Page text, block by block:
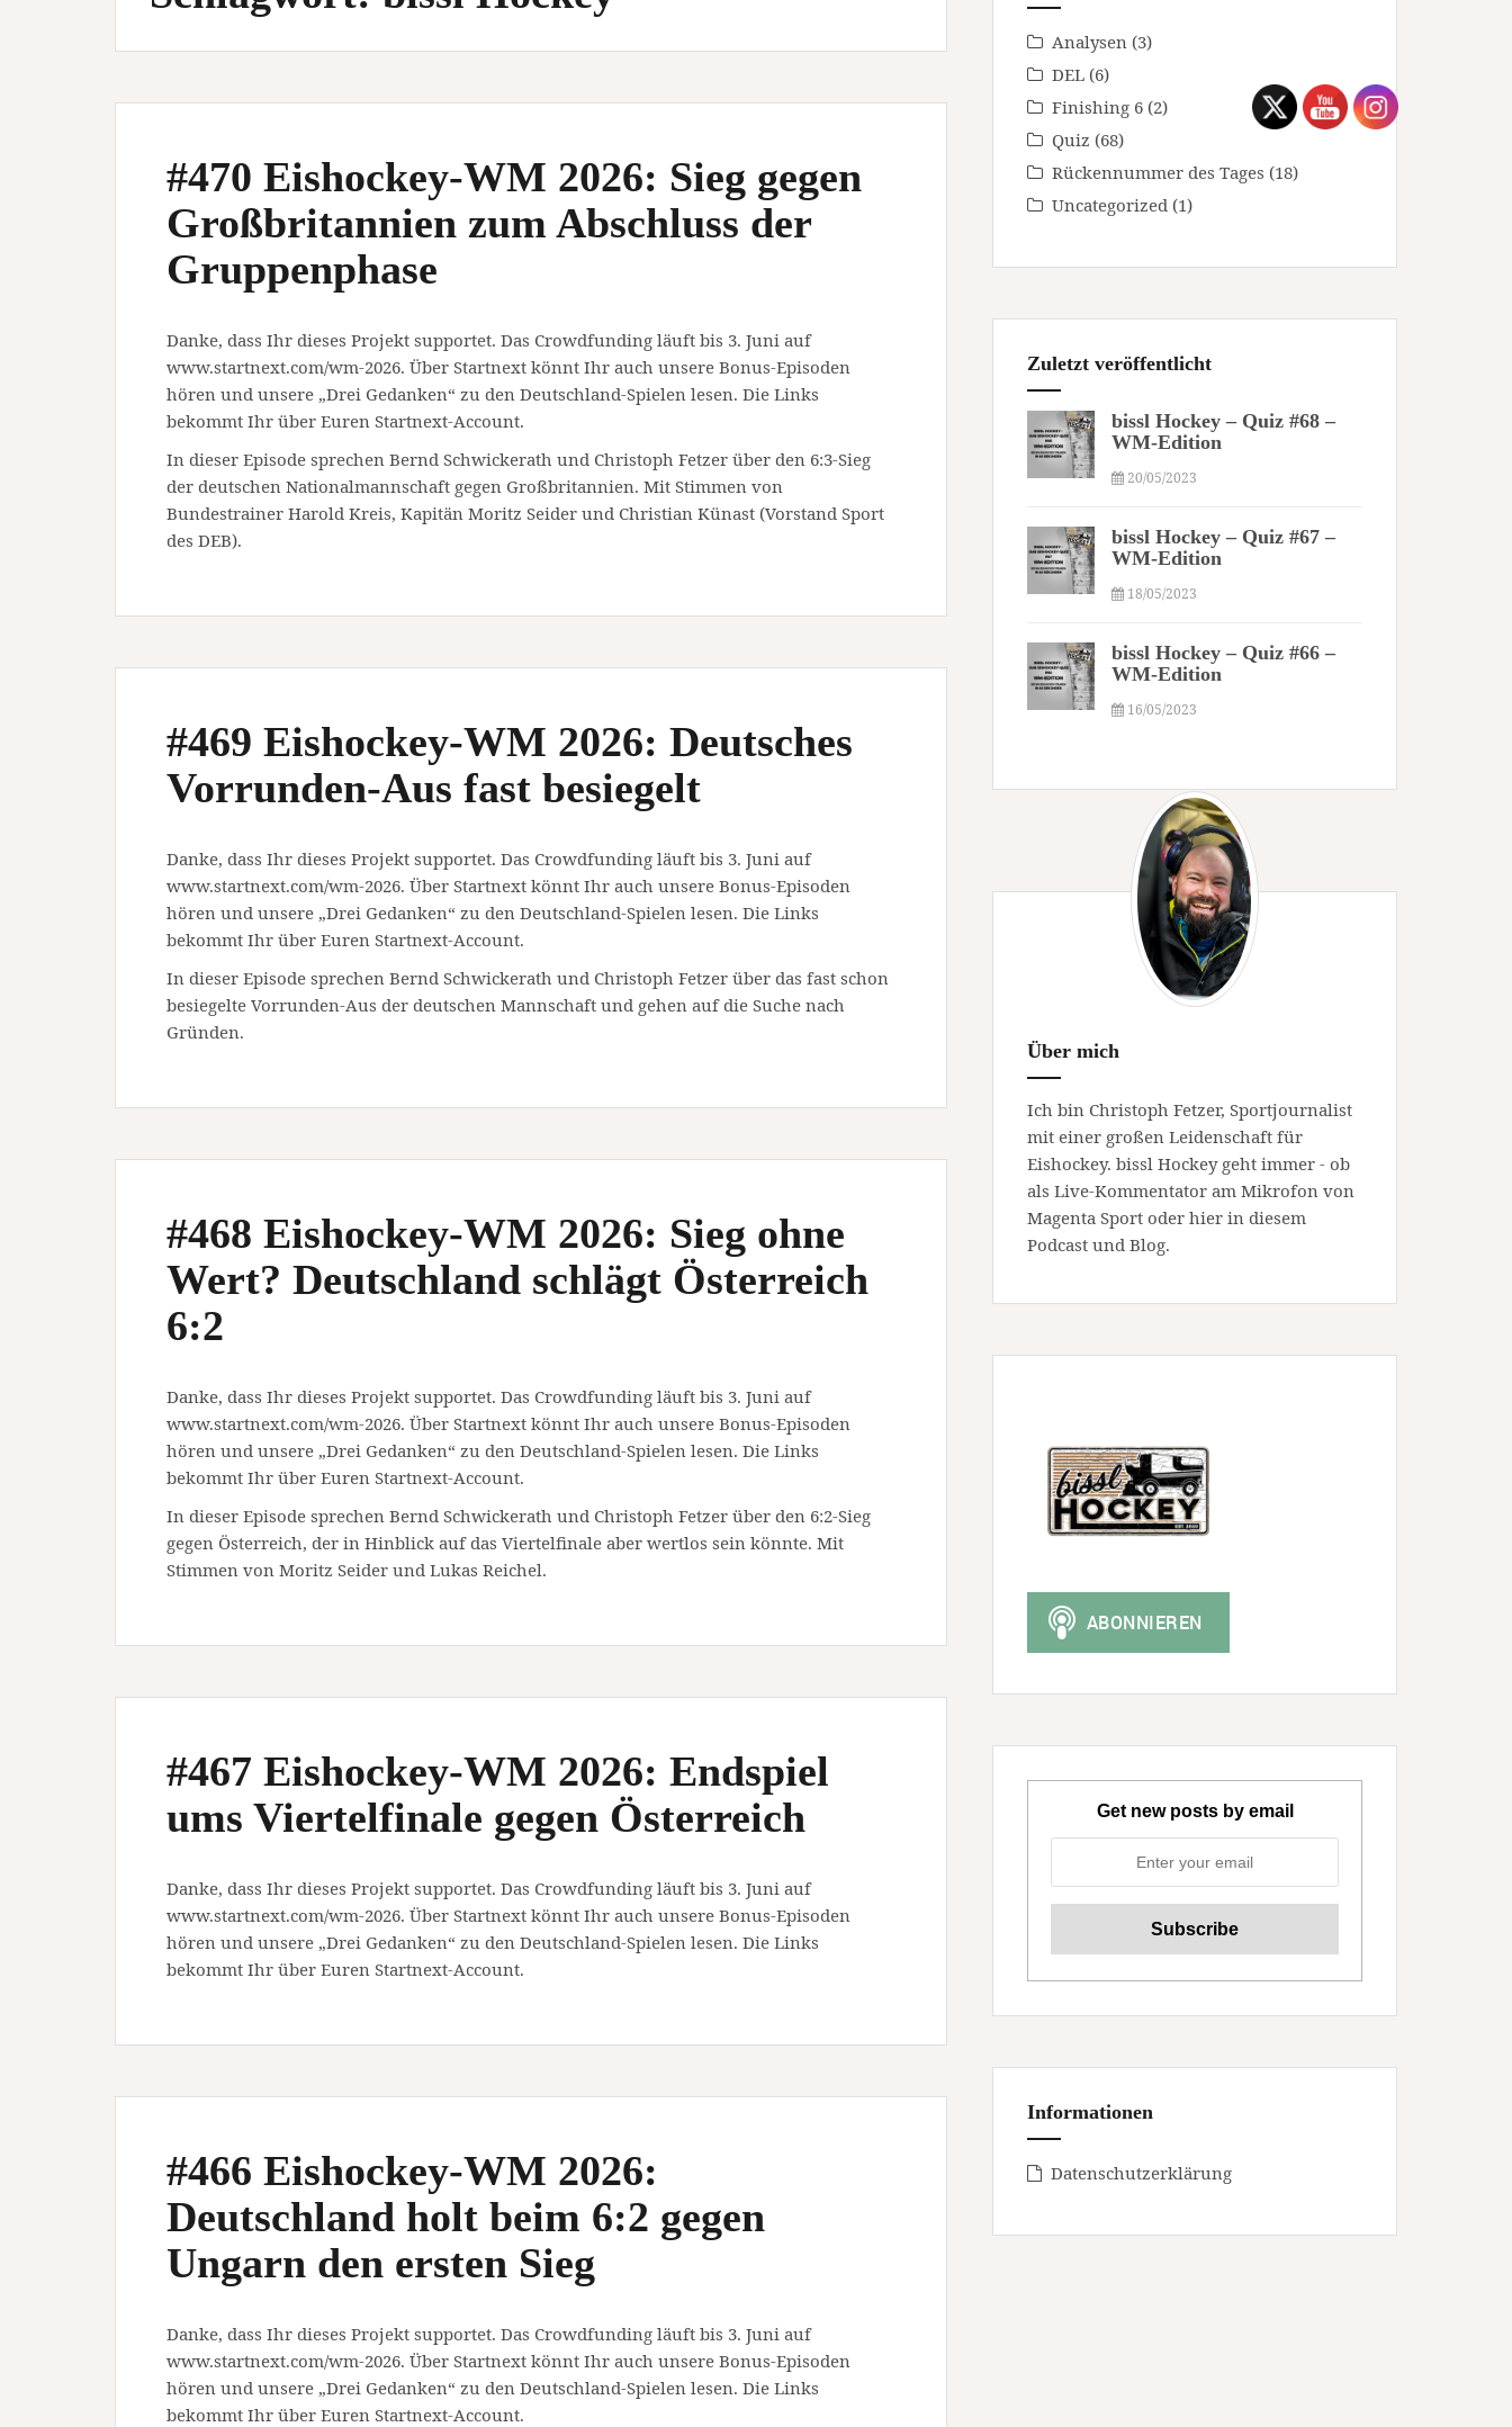
#470 Eishockey-WM 2026: Sieg gegen
Großbritannien zum Abschluss der
Gruppenphase
Danke, dass Ihr dieses Projekt supportet. Das Crowdfunding läuft bis 3. Juni auf
www.startnext.com/wm-2026. Über Startnext könnt Ihr auch unsere Bonus-Episoden
hören und unsere „Drei Gedanken“ zu den Deutschland-Spielen lesen. Die Links
bekommt Ihr über Euren Startnext-Account.
In dieser Episode sprechen Bernd Schwickerath und Christoph Fetzer über den 6:3-Sieg
der deutschen Nationalmannschaft gegen Großbritannien. Mit Stimmen von
Bundestrainer Harold Kreis, Kapitän Moritz Seider und Christian Künast (Vorstand Sport
des DEB).
#469 Eishockey-WM 2026: Deutsches
Vorrunden-Aus fast besiegelt
Danke, dass Ihr dieses Projekt supportet. Das Crowdfunding läuft bis 3. Juni auf
www.startnext.com/wm-2026. Über Startnext könnt Ihr auch unsere Bonus-Episoden
hören und unsere „Drei Gedanken“ zu den Deutschland-Spielen lesen. Die Links
bekommt Ihr über Euren Startnext-Account.
In dieser Episode sprechen Bernd Schwickerath und Christoph Fetzer über das fast schon
besiegelte Vorrunden-Aus der deutschen Mannschaft und gehen auf die Suche nach
Gründen.
#468 Eishockey-WM 2026: Sieg ohne
Wert? Deutschland schlägt Österreich
6:2
Danke, dass Ihr dieses Projekt supportet. Das Crowdfunding läuft bis 3. Juni auf
www.startnext.com/wm-2026. Über Startnext könnt Ihr auch unsere Bonus-Episoden
hören und unsere „Drei Gedanken“ zu den Deutschland-Spielen lesen. Die Links
bekommt Ihr über Euren Startnext-Account.
In dieser Episode sprechen Bernd Schwickerath und Christoph Fetzer über den 6:2-Sieg
gegen Österreich, der in Hinblick auf das Viertelfinale aber wertlos sein könnte. Mit
Stimmen von Moritz Seider und Lukas Reichel.
#467 Eishockey-WM 2026: Endspiel
ums Viertelfinale gegen Österreich
Danke, dass Ihr dieses Projekt supportet. Das Crowdfunding läuft bis 3. Juni auf
www.startnext.com/wm-2026. Über Startnext könnt Ihr auch unsere Bonus-Episoden
hören und unsere „Drei Gedanken“ zu den Deutschland-Spielen lesen. Die Links
bekommt Ihr über Euren Startnext-Account.
#466 Eishockey-WM 2026:
Deutschland holt beim 6:2 gegen
Ungarn den ersten Sieg
Danke, dass Ihr dieses Projekt supportet. Das Crowdfunding läuft bis 3. Juni auf
www.startnext.com/wm-2026. Über Startnext könnt Ihr auch unsere Bonus-Episoden
hören und unsere „Drei Gedanken“ zu den Deutschland-Spielen lesen. Die Links
bekommt Ihr über Euren Startnext-Account.
Analysen (3)
DEL (6)
Finishing 6 (2)
Quiz (68)
Rückennummer des Tages (18)
Uncategorized (1)
Zuletzt veröffentlicht
bissl Hockey – Quiz #68 –
WM-Edition
20/05/2023
bissl Hockey – Quiz #67 –
WM-Edition
18/05/2023
bissl Hockey – Quiz #66 –
WM-Edition
16/05/2023
Über mich
Ich bin Christoph Fetzer, Sportjournalist
mit einer großen Leidenschaft für
Eishockey. bissl Hockey geht immer - ob
als Live-Kommentator am Mikrofon von
Magenta Sport oder hier in diesem
Podcast und Blog.
Get new posts by email
Informationen
Datenschutzerklärung